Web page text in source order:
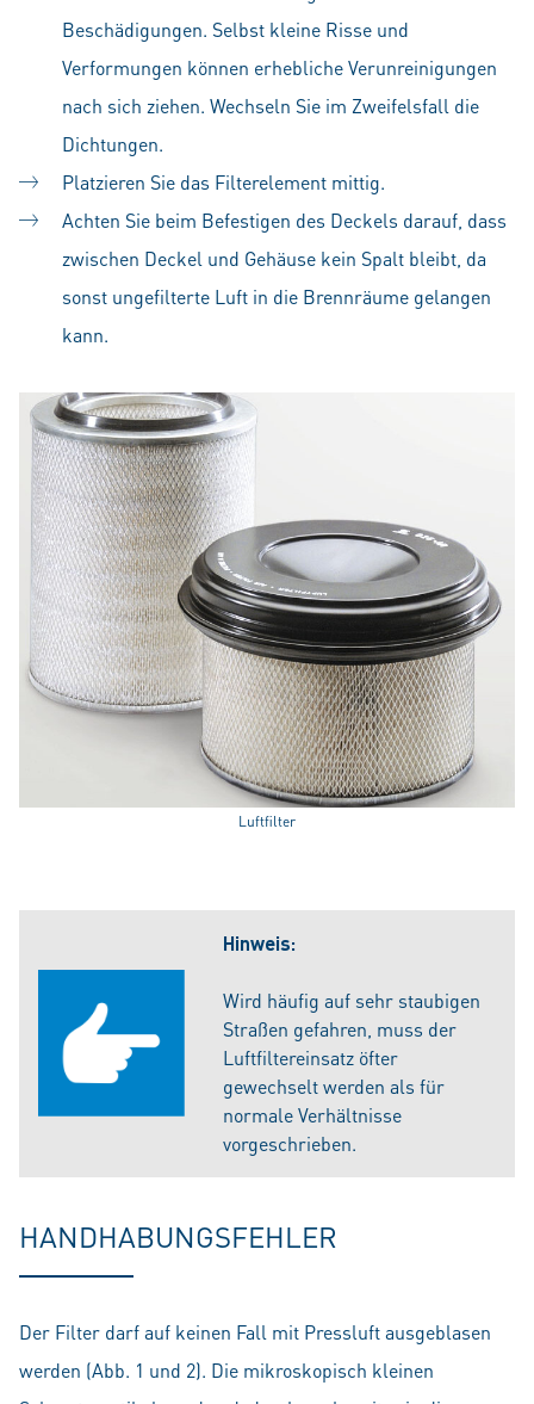
Beschädigungen. Selbst kleine Risse und
Verformungen können erhebliche Verunreinigungen
nach sich ziehen. Wechseln Sie im Zweifelsfall die
Dichtungen.
Platzieren Sie das Filterelement mittig.
Achten Sie beim Befestigen des Deckels darauf, dass
zwischen Deckel und Gehäuse kein Spalt bleibt, da
sonst ungefilterte Luft in die Brennräume gelangen
kann.
Luftfilter
Hinweis:
Wird häufig auf sehr staubigen
Straßen gefahren, muss der
Luftfiltereinsatz öfter
gewechselt werden als für
normale Verhältnisse
vorgeschrieben.
HANDHABUNGSFEHLER
Der Filter darf auf keinen Fall mit Pressluft ausgeblasen
werden (Abb. 1 und 2). Die mikroskopisch kleinen